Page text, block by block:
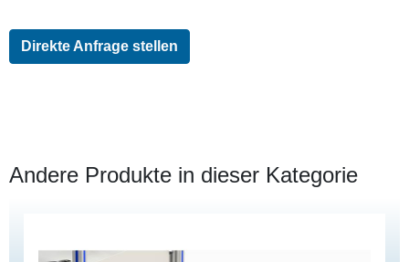
Direkte Anfrage stellen
Andere Produkte in dieser Kategorie